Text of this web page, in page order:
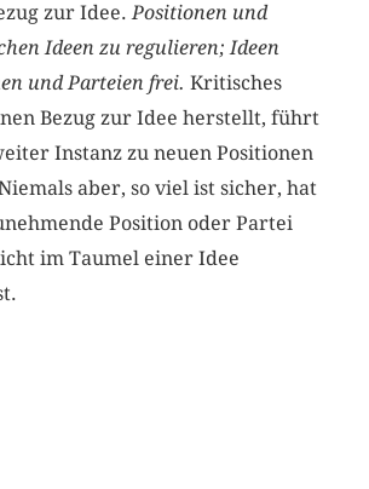
zur Idee.Positionen und
Ideen zu regulieren; Ideen
und Parteien frei. Kritisches
Bezug zur Idee herstellt, führt
Instanz zu neuen Positionen
aber, so viel ist sicher, hat
Position oder Partei
im Taumel einer Idee